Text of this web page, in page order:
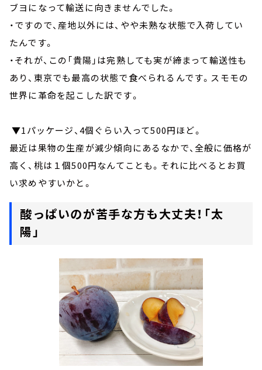
ブヨになって輸送に向きませんでした。
・ですので、産地以外には、やや未熟な状態で入荷してい
たんです。
・それが、この「貴陽」は完熟しても実が締まって輸送性も
あり、東京でも最高の状態で食べられるんです。スモモの
世界に革命を起こした訳です。
▼1パッケージ、4個ぐらい入って500円ほど。
最近は果物の生産が減少傾向にあるなかで、全般に価格が
高く、桃は１個500円なんてことも。それに比べるとお買
い求めやすいかと。
酸っぱいのが苦手な方も大丈夫！「太
陽」